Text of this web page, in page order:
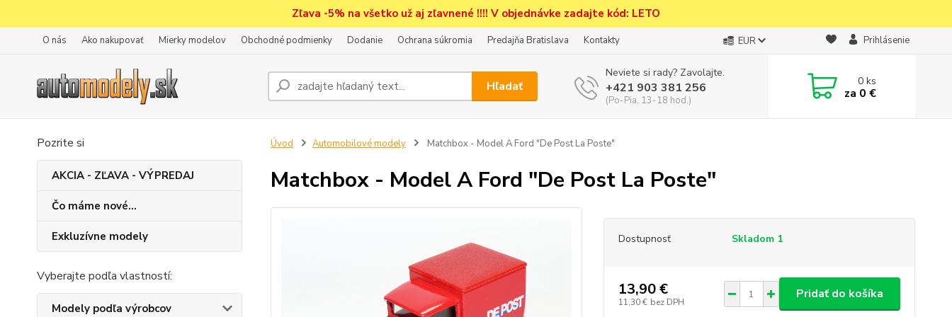
Zľava -5% na všetko už aj zľavnené !!!! V objednávke zadajte kód: LETO
O nás Ako nakupovať Mierky modelov Obchodné podmienky Dodanie Ochrana súkromia Predajňa Bratislava Kontakty EUR Prihlásenie
Hľadať
Neviete si rady? Zavolajte.
+421 903 381 256
(Po-Pia, 13-18 hod.)
0ks
za 0 €
Pozrite si
AKCIA - ZĽAVA - VÝPREDAJ
Čo máme nové...
Exkluzívne modely
Vyberajte podľa vlastností:
Modely podľa výrobcov
Úvod Automobilové modely Matchbox - Model A Ford "De Post La Poste"
Matchbox - Model A Ford "De Post La Poste"
Dostupnosť Skladom 1
13,90 €
11,30 € bez DPH
Pridať do košíka